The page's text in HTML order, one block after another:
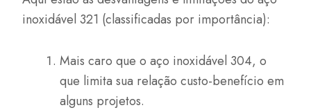
inoxidável 321 (classificadas por importância):
Mais caro que o aço inoxidável 304, o
que limita sua relação custo-benefício em
alguns projetos.